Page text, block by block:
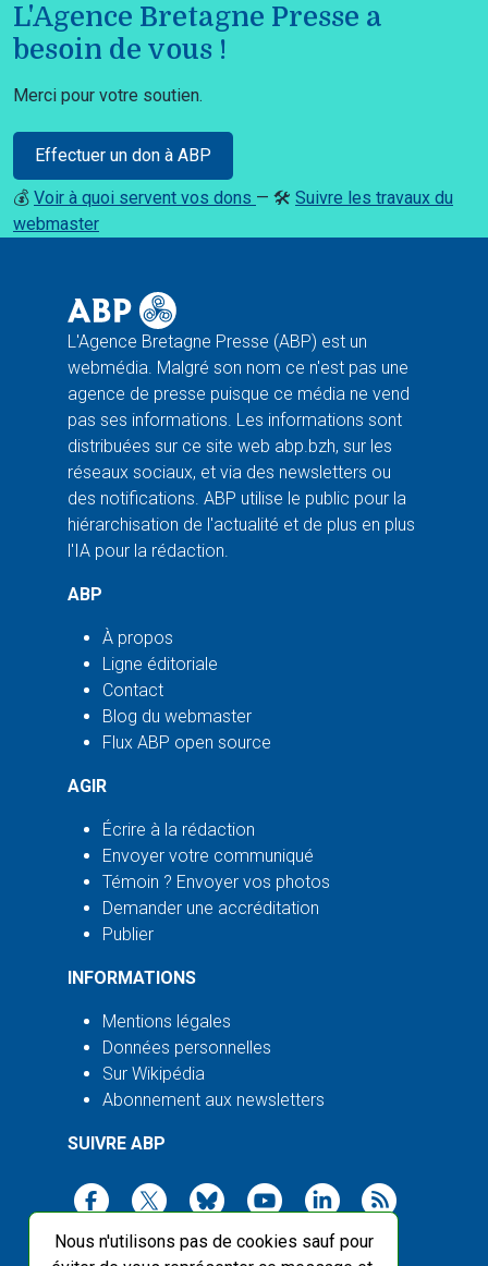
Nous n'utilisons pas de cookies sauf pour
L'Agence Bretagne Presse a
besoin de vous !
Merci pour votre soutien.
Effectuer un don à ABP
💰 Voir à quoi servent vos dons — 🛠️ Suivre les travaux du
webmaster
L'Agence Bretagne Presse (ABP) est un
webmédia. Malgré son nom ce n'est pas une
agence de presse puisque ce média ne vend
pas ses informations. Les informations sont
distribuées sur ce site web abp.bzh, sur les
réseaux sociaux, et via des newsletters ou
des notifications. ABP utilise le public pour la
hiérarchisation de l'actualité et de plus en plus
l'IA pour la rédaction.
ABP
À propos
Ligne éditoriale
Contact
Blog du webmaster
Flux ABP open source
AGIR
Écrire à la rédaction
Envoyer votre communiqué
Témoin ? Envoyer vos photos
Demander une accréditation
Publier
INFORMATIONS
Mentions légales
Données personnelles
Sur Wikipédia
Abonnement aux newsletters
SUIVRE ABP